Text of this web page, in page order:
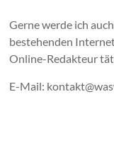
Gerne werde ich
bestehenden
Online-Redakteur
E-Mail: